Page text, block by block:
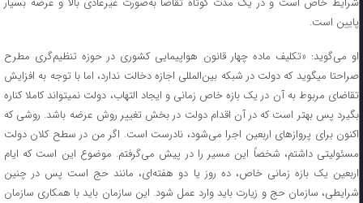
پایین است.
او می‌گوید: «تکلیف ماده چهار قانون هواپیمایی کشوری در حوزه تنظیم‌گری مطرح
صراحتا میگوید که دولت در شبکه بین‌المللی اجازه دخالت ندارد، اما با توجه به افزایش
تقاضای مربوط به آن در یک بازه خاص زمانی و ایجاد التهاب، دولت نمیتواند کاملا کناره
بگیرد پس بهتر است که در آن اقدام دولت در بخش تغییر روش عرضه باشد. روشی که
اکنون برای پرواز‌های اربعین اجرا می‌شود، نادرست است. اگر من در سطح کلان دولت
مسئولیتی داشتم، شخصاً این مسیر را در پیش می‌گرفتم. موضوع این است که ایام
اربعین یک بازه زمانی خاص، ده روز یا دو هفته‌ای، مانند حج است پس در چنین
شرایطی، سازمان حج و زیارت باید وارد عمل شود. این سازمان باید با همکاری سازمان